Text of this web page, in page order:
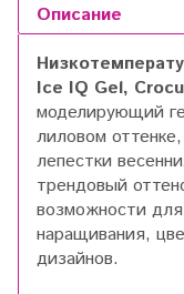
Описание
Ice IQ Gel,
моделирующий
лиловом
лепестки
трендовый
возможности для
наращивания,
дизайнов.